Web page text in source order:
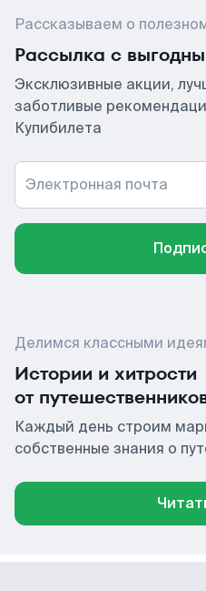
Рассказываем о
Рассылка с
Эксклюзивные акции,
заботливые
Купибилета
Электронная почта
Делимся классными
Истории и хитрости
от
Каждый день строим
собственные знания о